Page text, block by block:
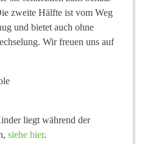
zweite Hälfte ist vom Weg
und bietet auch ohne
Wir freuen uns auf
liegt während der
siehe hier.